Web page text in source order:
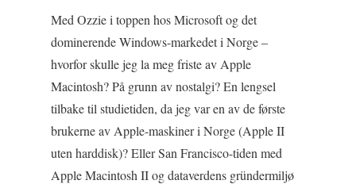
Med Ozzie i toppen hos Microsoft og det
dominerende Windows-markedet i Norge –
hvorfor skulle jeg la meg friste av Apple
Macintosh? På grunn av nostalgi? En lengsel
tilbake til studietiden, da jeg var en av de første
brukerne av Apple-maskiner i Norge (Apple II
uten harddisk)? Eller San Francisco-tiden med
Apple Macintosh II og dataverdens gründermiljø